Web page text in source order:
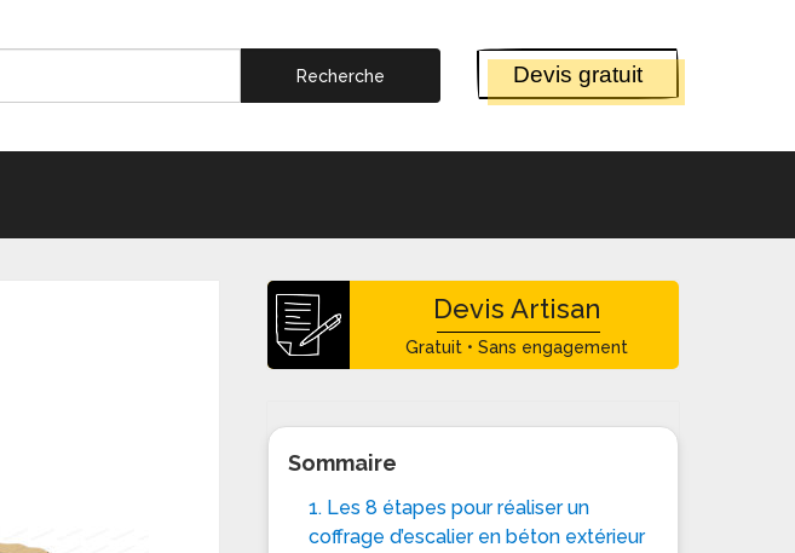
Devis gratuit
Devis Artisan
Gratuit • Sans engagement
Sommaire
1. Les 8 étapes pour réaliser un
coffrage d’escalier en béton extérieur